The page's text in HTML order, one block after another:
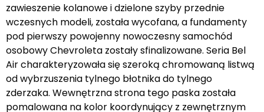
zawieszenie kolanowe i dzielone szyby przednie
wczesnych modeli, została wycofana, a fundamenty
pod pierwszy powojenny nowoczesny samochód
osobowy Chevroleta zostały sfinalizowane. Seria Bel
Air charakteryzowała się szeroką chromowaną listwą
od wybrzuszenia tylnego błotnika do tylnego
zderzaka. Wewnętrzna strona tego paska została
pomalowana na kolor koordynujący z zewnętrznym